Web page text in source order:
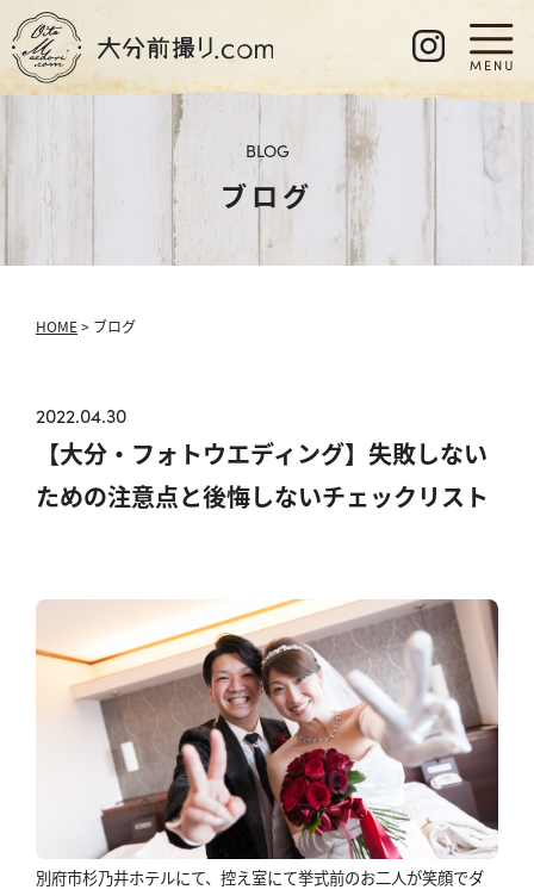
BLOG
ブログ
HOME> ブログ
2022.04.30
【大分・フォトウエディング】失敗しない
ための注意点と後悔しないチェックリスト
別府市杉乃井ホテルにて、控え室にて挙式前のお二人が笑顔でダ